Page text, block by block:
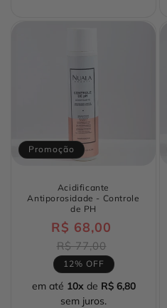
Promoção
Acidificante
Antiporosidade - Controle
de PH
R$ 68,00
R$ 77,00
12% OFF
em até 10xde R$ 6,80
sem juros.